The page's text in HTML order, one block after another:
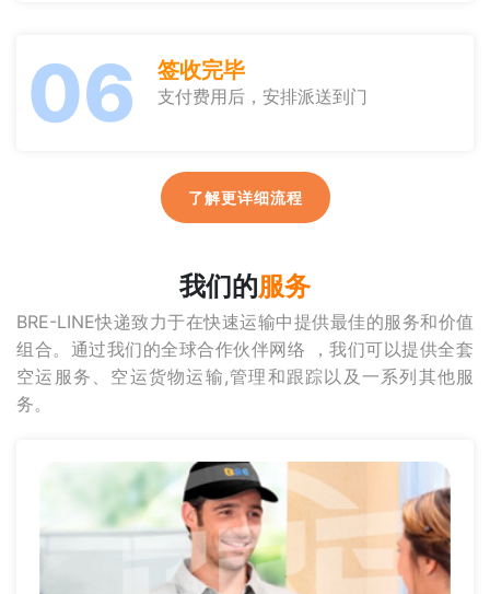
06 签收完毕
支付费用后，安排派送到门
了解更详细流程
我们的服务
BRE-LINE快递致力于在快速运输中提供最佳的服务和价值
组合。通过我们的全球合作伙伴网络 ，我们可以提供全套
空运服务、空运货物运输,管理和跟踪以及一系列其他服
务。